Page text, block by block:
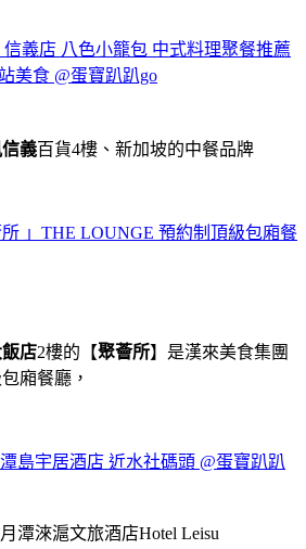
義店 八色小籠包 中式料理聚餐推薦
美食 @蛋寶趴趴go
義百貨4樓、新加坡的中餐品牌
」THE LOUNGE 預約制頂級包廂餐
店2樓的【聚薈所】是漢來美食集團
廂餐廳，
島宇居酒店 近水社碼頭 @蛋寶趴趴